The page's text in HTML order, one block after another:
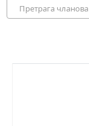
Претрага чланова